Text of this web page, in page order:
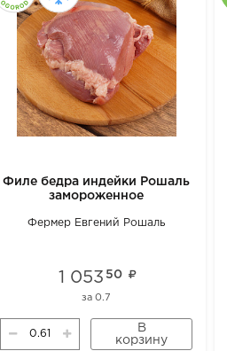
Филе бедра индейки Рошаль
замороженное
Фермер Евгений Рошаль
1 053 50
за0.7
В
корзину